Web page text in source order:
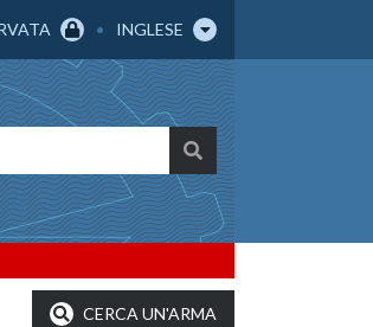
INGLESE
CERCA UN'ARMA